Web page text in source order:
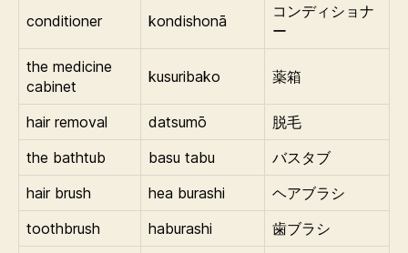
conditioner kondishonā
コンディショナ
ー
the medicine
cabinet
kusuribako 薬箱
hair removal datsumō
脱毛
the bathtub
basu tabu
バスタブ
hair brush
hea burashi
ヘアブラシ
toothbrush
haburashi
歯ブラシ